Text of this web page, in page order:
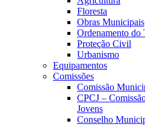
Floresta
Obras Municipais
Ordenamento do
Proteção Civil
Urbanismo
Equipamentos
Comissões
Comissão
CPCJ –
Jovens
Conselho